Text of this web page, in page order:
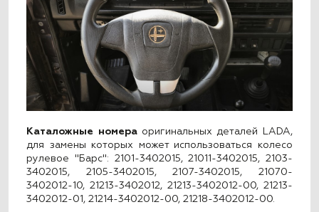
Каталожные номераоригинальных деталей LADA,
для замены которых может использоваться колесо
рулевое "Барс": 2101-3402015, 21011-3402015, 2103-
3402015, 2105-3402015, 2107-3402015, 21070-
3402012-10, 21213-3402012, 21213-3402012-00, 21213-
3402012-01, 21214-3402012-00, 21218-3402012-00.